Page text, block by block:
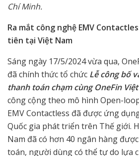
Chí Minh.
Ra mắt công nghệ EMV
tiên tại Việt Nam
Sáng ngày 17/5/2024 vừa qua,
đã chính thức tổ chức Lễ công bố
thanh toán chạm cùng OneFin Việt
công cộng theo mô hình Open-
EMV Contactless đã được ứng
Quốc gia phát triển trên Thế giới.
Nam đã có hơn 40 ngân hàng
toán, người dùng có thể tự do lựa